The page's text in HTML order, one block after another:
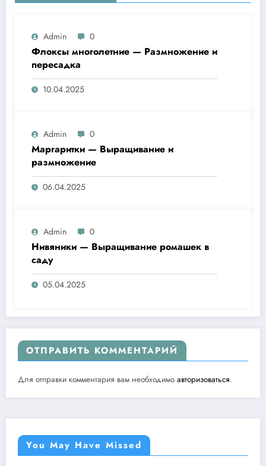
Admin 0
Флоксы многолетние — Размножение и
пересадка
10.04.2025
Admin 0
Маргаритки — Выращивание и
размножение
06.04.2025
Admin 0
Нивяники — Выращивание ромашек в
саду
05.04.2025
ОТПРАВИТЬ КОММЕНТАРИЙ
Для отправки комментария вам необходимо авторизоваться.
You May Have Missed